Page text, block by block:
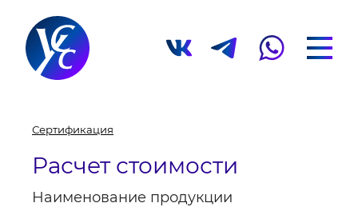
Сертификация
Расчет стоимости
Наименование продукции